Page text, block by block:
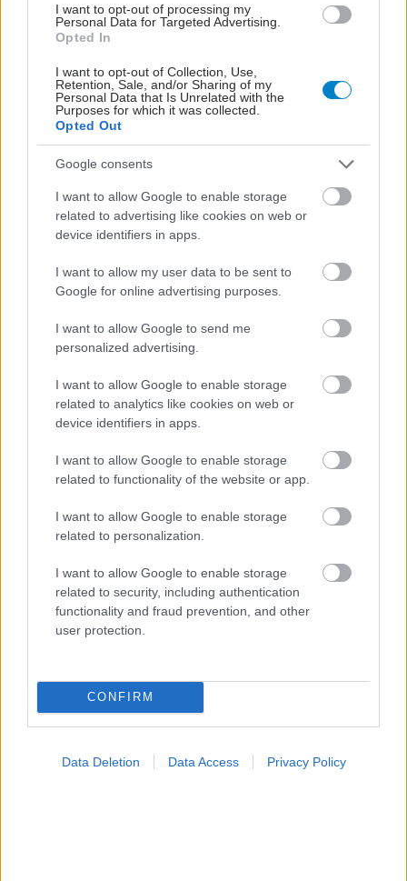
I want to opt-out of processing my
Personal Data for Targeted Advertising.
Opted In
I want to opt-out of Collection, Use,
Retention, Sale, and/or Sharing of my
Personal Data that Is Unrelated with the
Purposes for which it was collected.
Opted Out
Google consents
I want to allow Google to enable storage
related to advertising like cookies on web or
device identifiers in apps.
I want to allow my user data to be sent to
Google for online advertising purposes.
I want to allow Google to send me
personalized advertising.
I want to allow Google to enable storage
related to analytics like cookies on web or
device identifiers in apps.
I want to allow Google to enable storage
related to functionality of the website or app.
I want to allow Google to enable storage
related to personalization.
I want to allow Google to enable storage
related to security, including authentication
functionality and fraud prevention, and other
user protection.
CONFIRM
Data Deletion Data Access Privacy Policy
ΜΠΕΙΤΕ ΣΤΗ ΣΥΖΗΤΗΣΗ
Loading...
Προσθήκη Σχολίου
ΣΗΜΕΡΑ ΣΤΟ IATRONET.GR
Φρούτα, σακχαρώδης διαβήτης και καλοκαίρι